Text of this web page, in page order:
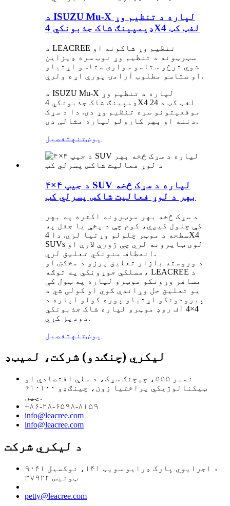
د ISUZU Mu-X لپاره د تنظیم وړ
ډیمپینګ شاک جذبونکي 4X4 لفټ کټ
د LEACREE تنظیم وړ شاکونه او
سټرټونه د تنظیم وړ نوب سره ډیزاین
شوي ترڅو ستاسو سواری ستاسو اړتیاو
او ستاسو مطلوب آرامۍ پورې اړه ولري.
د ISUZU Mu-X لپاره د تنظیم وړ
ډمپینګ شاک جذبونکي 4X4 لفټ کټ د 24
موقعیتونو سره تنظیم وړ دی. دا د سړک
دننه او بهر کارولو لپاره مثالی دی.
پوښتنه تفصیل
د جیپ ۴×۴ SUV لپاره د سړک څخه
بهر د لوړ فعالیت شاکس پسرلي کټ
د سړک څخه بهر موټرونه اکثره په بهر
کې چلول کیږي، کوم چې د پخې یا جغل په
سطحه د موټر چلولو وړتیا لري. دا 4X4
SUVs لوی ټایرونه لري چې ژورې لارې او
انعطاف منونکي تعلیق لري.
د وروسته بازار تعلیق پرزو د مخکښ او
مسلکي جوړونکي په توګه، LEACREE د
مسافر وړونکو موټرو لپاره په ټول کې
یو تعلیق حل وړاندې کوي او کولی شي د
پیرودونکو اړتیاو پوره کولو لپاره د
4×4 آف روډ موټرو لپاره شاک جذبونکي
دودیز کړي.
پوښتنه تفصیل
لیکري (چنګدو) شرکت، لمیټډ
نمبر ۵۵۵، چیچنګ سړک، د ملي اقتصادي او
ټیکنالوژیکي پراختیا زون، چینګډو ۶۱۰۱۰۰
چین.
+۸۶-۲۸-۶۵۹۸-۸۱۵۹
info@leacree.com
info@leacree.com
د لیکري شرکت
۹۰۴۱ د اجرایوي پارک ډرایو سویټ ۱۴۱، نوکسیل
ټونیس ۳۷۹۲۳
petty@leacree.com